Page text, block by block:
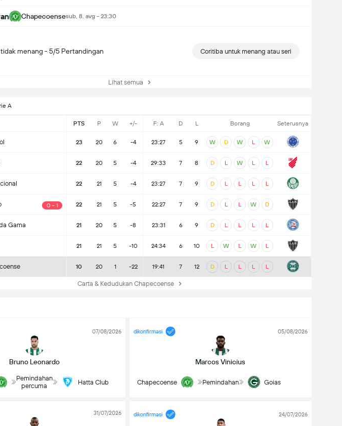
A
PTS P W +/- F: A D L Borang Seterusnya
23 20 6 -4 23:27 5 9 W D W L W
22 20 5 -4 29:33 7 8 D L W L L
22 21 5 -4 23:27 7 9 D L L L L
0 - 1 22 21 5 -5 22:27 7 9 D L L W D
Gama 21 20 5 -8 23:31 6 9 D L L L L
21 21 5 -10 24:34 6 10 L W L W L
10 20 1 -22 19:41 7 12 D L L L L
Carta & Kedudukan Chapecoense
Chapecoensesub, 8. avg - 23:30
menang - 5/5 Pertandingan Coritiba untuk menang atau seri
Lihat semua
Bruno Leonardo
07/08/2026
Pemindahan
percuma
Hatta Club
dikonfirmasi
Marcos Vinicius
05/08/2026
Chapecoense Pemindahan Goias
31/07/2026 dikonfirmasi 24/07/2026